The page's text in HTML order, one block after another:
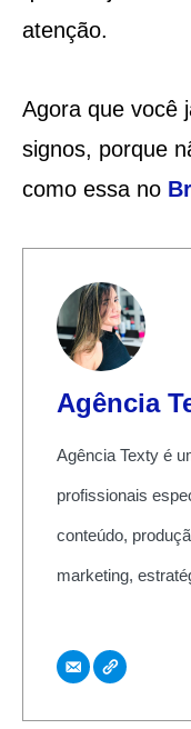
atenção.
Agora que você
signos, porque
como essa no
Agência
Agência Texty é
profissionais
conteúdo,
marketing,